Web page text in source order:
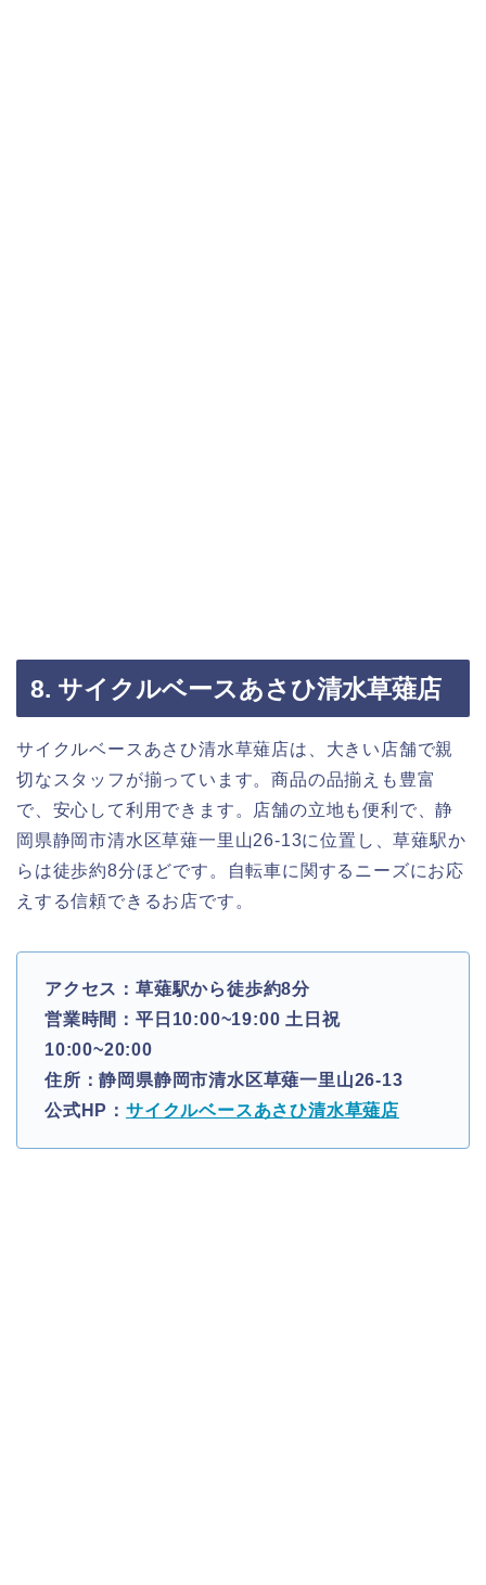
8. サイクルベースあさひ清水草薙店
サイクルベースあさひ清水草薙店は、大きい店舗で親
切なスタッフが揃っています。商品の品揃えも豊富
で、安心して利用できます。店舗の立地も便利で、静
岡県静岡市清水区草薙一里山26-13に位置し、草薙駅か
らは徒歩約8分ほどです。自転車に関するニーズにお応
えする信頼できるお店です。
アクセス：草薙駅から徒歩約8分
営業時間：平日10:00~19:00 土日祝
10:00~20:00
住所：静岡県静岡市清水区草薙一里山26-13
公式HP： サイクルベースあさひ清水草薙店